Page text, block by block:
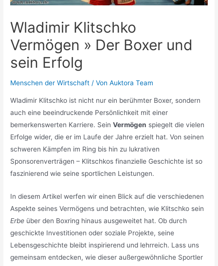
Wladimir Klitschko
Vermögen » Der Boxer und
sein Erfolg
Menschen der Wirtschaft / VonAuktora Team
Wladimir Klitschko ist nicht nur ein berühmter Boxer, sondern
auch eine beeindruckende Persönlichkeit mit einer
bemerkenswerten Karriere. SeinVermögen spiegelt die vielen
Erfolge wider, die er im Laufe der Jahre erzielt hat. Von seinen
schweren Kämpfen im Ring bis hin zu lukrativen
Sponsorenverträgen – Klitschkos finanzielle Geschichte ist so
faszinierend wie seine sportlichen Leistungen.
In diesem Artikel werfen wir einen Blick auf die verschiedenen
Aspekte seines Vermögens und betrachten, wie Klitschko sein
Erbe über den Boxring hinaus ausgeweitet hat. Ob durch
geschickte Investitionen oder soziale Projekte, seine
Lebensgeschichte bleibt inspirierend und lehrreich. Lass uns
gemeinsam entdecken, wie dieser außergewöhnliche Sportler